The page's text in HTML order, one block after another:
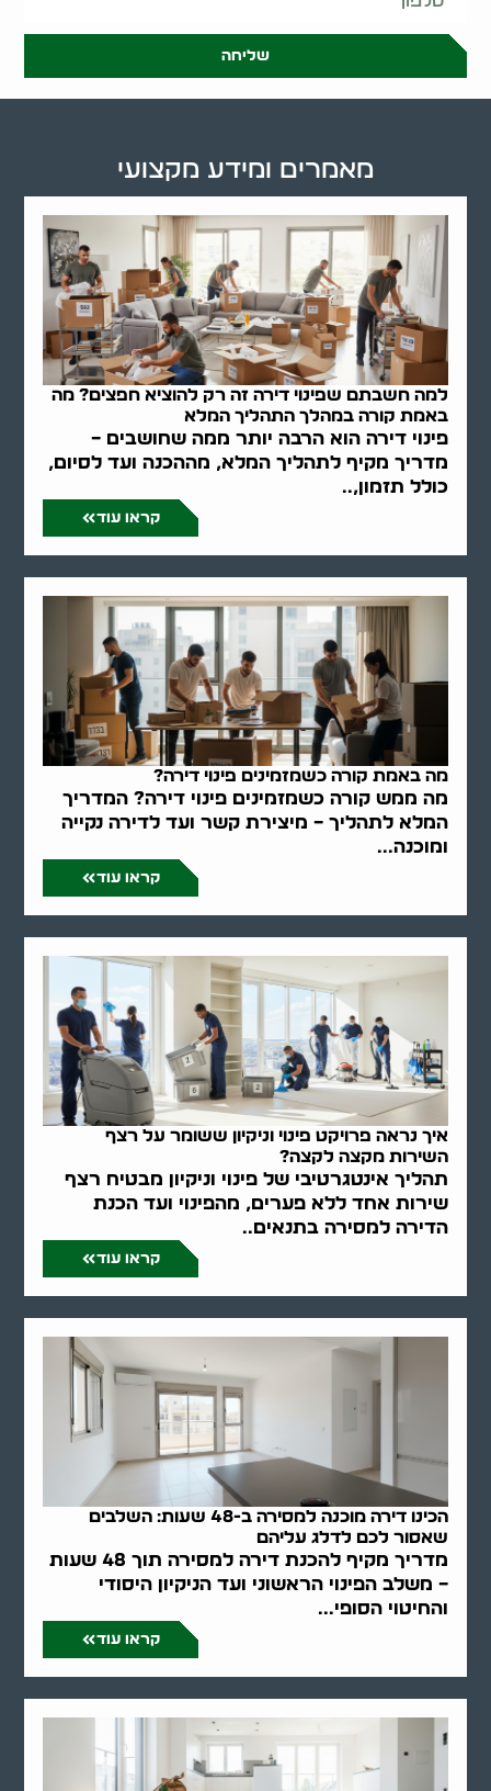
שליחה
למה חשבתם שפינוי דירה זה רק להוציא חפצים? מה
באמת קורה במהלך התהליך המלא
פינוי דירה הוא הרבה יותר ממה שחושבים –
מדריך מקיף לתהליך המלא, מההכנה ועד לסיום,
כולל תזמון,..
קראו עוד
מה באמת קורה כשמזמינים פינוי דירה?
מה ממש קורה כשמזמינים פינוי דירה? המדריך
המלא לתהליך – מיצירת קשר ועד לדירה נקייה
ומוכנה...
קראו עוד
איך נראה פרויקט פינוי וניקיון ששומר על רצף
השירות מקצה לקצה?
תהליך אינטגרטיבי של פינוי וניקיון מבטיח רצף
שירות אחד ללא פערים, מהפינוי ועד הכנת
הדירה למסירה בתנאים..
קראו עוד
הכינו דירה מוכנה למסירה ב-48 שעות: השלבים
שאסור לכם לדלג עליהם
מדריך מקיף להכנת דירה למסירה תוך 48 שעות
– משלב הפינוי הראשוני ועד הניקיון היסודי
והחיטוי הסופי...
קראו עוד
מאמרים ומידע מקצועי